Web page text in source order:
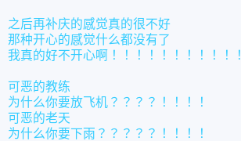
之后再补庆的感觉真的很不好
那种开心的感觉什么都没有了
我真的好不开心啊！！！！！！！！！！！
可恶的教练
为什么你要放飞机？？？？！！！！
可恶的老天
为什么你要下雨？？？？？！！！！